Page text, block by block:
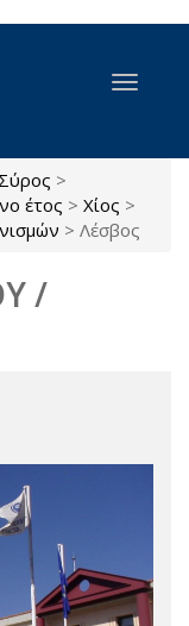
Toggle
Σύρος >
έτος > Χίος >
> Λέσβος
/